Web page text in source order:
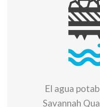
El agua
Savannah